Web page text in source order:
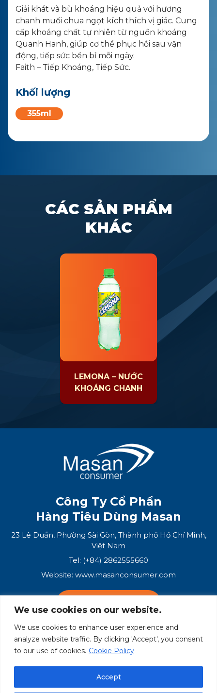
We use cookies on our website.
We use cookies to enhance user experience and
analyze website traffic. By clicking 'Accept', you consent
to our use of cookies. Cookie Policy
Accept
Giải khát và bù khoáng hiệu quả với hương
chanh muối chua ngọt kích thích vị giác. Cung
cấp khoáng chất tự nhiên từ nguồn khoáng
Quanh Hanh, giúp cơ thể phục hồi sau vận
động, tiếp sức bền bỉ mỗi ngày.
Faith – Tiếp Khoáng, Tiếp Sức.
Khối lượng
355ml
CÁC SẢN PHẨM
KHÁC
LEMONA – NƯỚC
KHOÁNG CHANH
Công Ty Cổ Phần
Hàng Tiêu Dùng Masan
23 Lê Duẩn, Phường Sài Gòn, Thành phố Hồ Chí Minh,
Việt Nam
Tel: (+84) 2862555660
Website: www.masanconsumer.com
Hệ Sinh Thái Masan
Masan Group